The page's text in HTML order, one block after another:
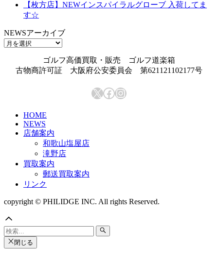
【枚方店】NEWインスパイラルグローブ 入荷してま
す☆
NEWSアーカイブ
NEWS
ゴルフ高価買取・販売 ゴルフ道楽箱
古物商許可証 大阪府公安委員会 第621121102177号
X Facebook
Instagram
HOME
NEWS
店舗案内
和歌山塩屋店
滝野店
買取案内
郵送買取案内
リンク
copyright © PHILIDGE INC. All rights Reserved.
閉じる